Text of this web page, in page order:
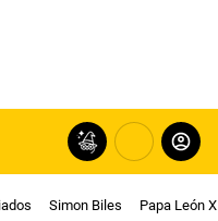
Simon Biles Papa León